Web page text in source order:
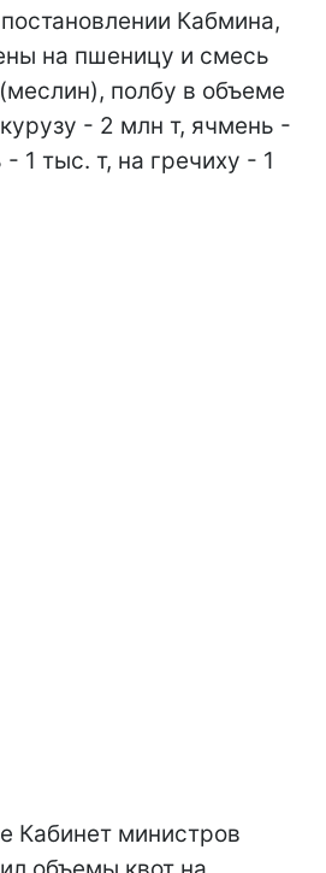
Кабмина,
на пшеницу и смесь
полбу в объеме
- 2 млн т, ячмень -
1 тыс. т, на гречиху - 1
Кабинет министров